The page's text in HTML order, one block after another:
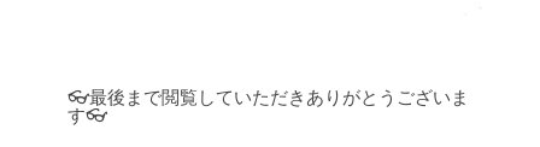
👓最後まで閲覧していただきありがとうございま
す👓